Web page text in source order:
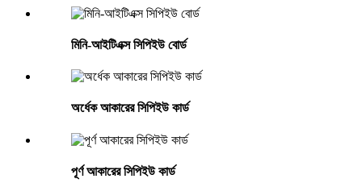
মিনি-আইটিএক্স সিপিইউ বোর্ড
অর্ধেক আকারের সিপিইউ কার্ড
পূর্ণ আকারের সিপিইউ কার্ড